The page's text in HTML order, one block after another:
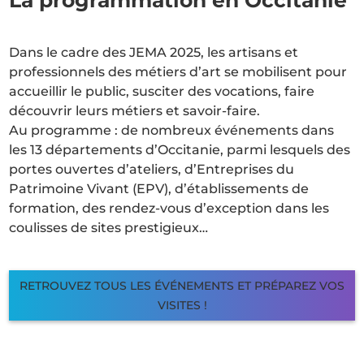
Dans le cadre des JEMA 2025, les artisans et
professionnels des métiers d’art se mobilisent pour
accueillir le public, susciter des vocations, faire
découvrir leurs métiers et savoir-faire.
Au programme : de nombreux événements dans
les 13 départements d’Occitanie, parmi lesquels des
portes ouvertes d’ateliers, d’Entreprises du
Patrimoine Vivant (EPV), d’établissements de
formation, des rendez-vous d’exception dans les
coulisses de sites prestigieux…
RETROUVEZ TOUS LES ÉVÉNEMENTS ET PRÉPAREZ VOS
VISITES !